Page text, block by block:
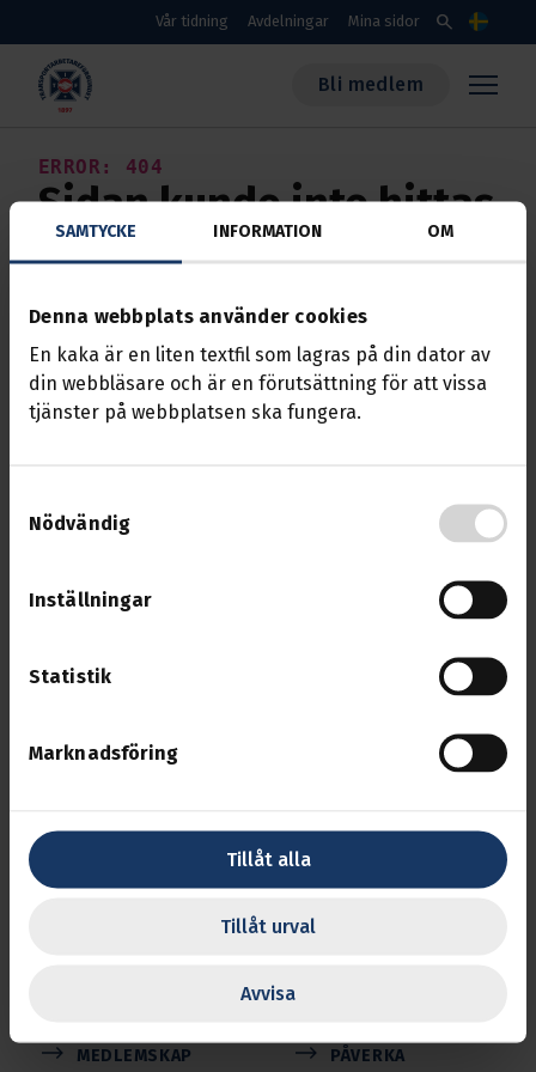
SAMTYCKE INFORMATION OM
Denna webbplats använder cookies
En kaka är en liten textfil som lagras på din dator av
din webbläsare och är en förutsättning för att vissa
tjänster på webbplatsen ska fungera.
Nödvändig
Inställningar
Statistik
Marknadsföring
Tillåt alla
Tillåt urval
Avvisa
Skippa till huvudinnehållet
Vår tidning Avdelningar Mina sidor search Språk
Transportarbetareförbundet
Bli medlem
ERROR: 404
Sidan kunde inte hittas
Vill du komma i kontakt med oss eller rapportera en
alternativ:
STARTSIDAN
KONTAKTA OSS
Svenska Transport­arbetare­förbundet
näringslivet.
Följ oss
MEDLEMSKAP
PÅVERKA